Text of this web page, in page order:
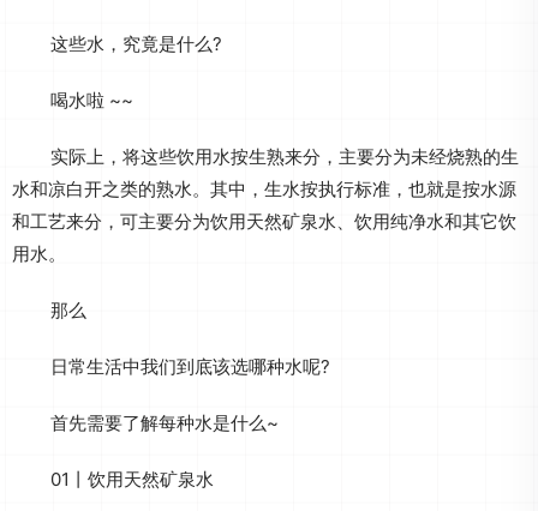
这些水，究竟是什么?
喝水啦 ~~
实际上，将这些饮用水按生熟来分，主要分为未经烧熟的生
水和凉白开之类的熟水。其中，生水按执行标准，也就是按水源
和工艺来分，可主要分为饮用天然矿泉水、饮用纯净水和其它饮
用水。
那么
日常生活中我们到底该选哪种水呢?
首先需要了解每种水是什么~
01丨饮用天然矿泉水